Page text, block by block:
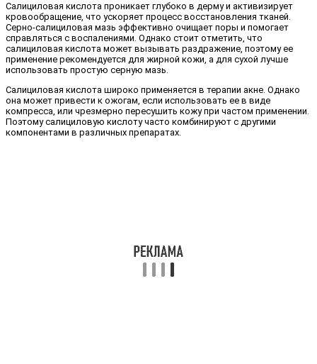
Салициловая кислота проникает глубоко в дерму и активизирует
кровообращение, что ускоряет процесс восстановления тканей.
Серно-салициловая мазь эффективно очищает поры и помогает
справляться с воспалениями. Однако стоит отметить, что
салициловая кислота может вызывать раздражение, поэтому ее
применение рекомендуется для жирной кожи, а для сухой лучше
использовать простую серную мазь.
Салициловая кислота широко применяется в терапии акне. Однако
она может привести к ожогам, если использовать ее в виде
компресса, или чрезмерно пересушить кожу при частом применении.
Поэтому салициловую кислоту часто комбинируют с другими
компонентами в различных препаратах.